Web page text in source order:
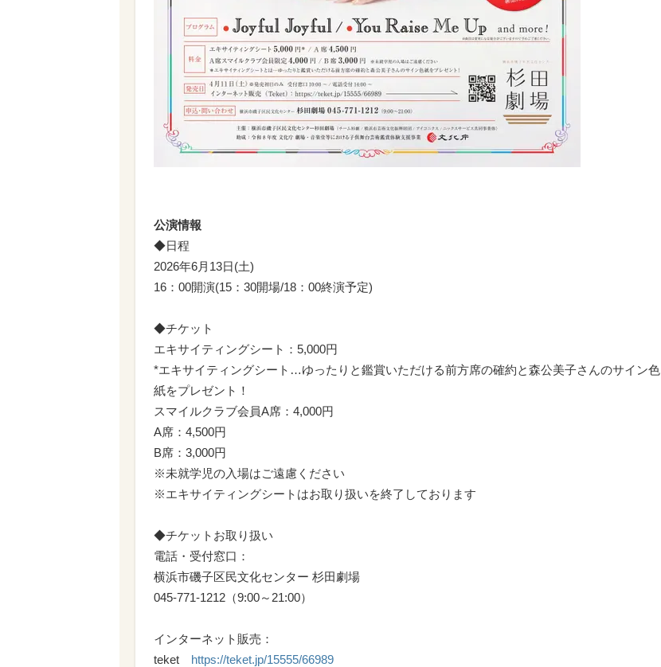
公演情報
◆日程
2026年6月13日(土)
16：00開演(15：30開場/18：00終演予定)
◆チケット
エキサイティングシート：5,000円
*エキサイティングシート…ゆったりと鑑賞いただける前方席の確約と森公美子さんのサイン色
紙をプレゼント！
スマイルクラブ会員A席：4,000円
A席：4,500円
B席：3,000円
※未就学児の入場はご遠慮ください
※エキサイティングシートはお取り扱いを終了しております
◆チケットお取り扱い
電話・受付窓口：
横浜市磯子区民文化センター 杉田劇場
045-771-1212（9:00～21:00）
インターネット販売：
teket https://teket.jp/15555/66989